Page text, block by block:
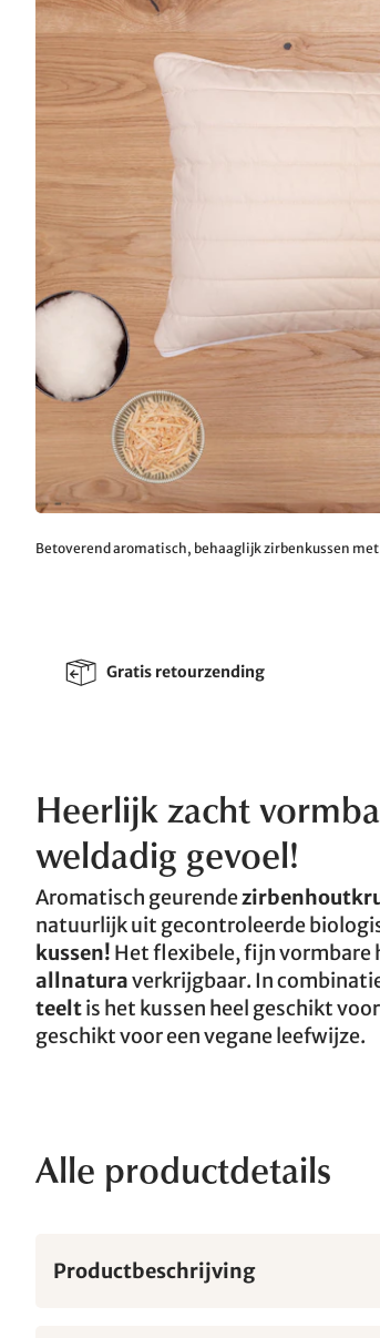
Betoverend aromatisch, behaaglijk zirbenkussen
Gratis retourzending
Heerlijk zacht
weldadig gevoel!
Aromatisch geurende
natuurlijk uit gecontroleerde
kussen! Het flexibele, fijn vormbare
allnaturaverkrijgbaar. In
teeltis het kussen heel geschikt
geschikt voor een vegane leefwijze.
Alle productdetails
Productbeschrijving